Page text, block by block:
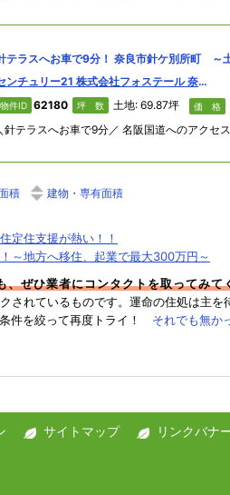
テラスへお車で9分！ 奈良市針ケ別所町 ～
センチュリー21 株式会社フォステール 奈良西大寺店
物件ID 62180 坪 数 土地: 69.87坪 価 格
積 建物・専有面積
定住支援が熱い！！
～地方へ移住、起業で最大300万円～
、ぜひ業者にコンタクトを取ってみて
されているものです。運命の住処は主を
件を絞って再度トライ！ それでも無か
サイトマップ リンクバナ